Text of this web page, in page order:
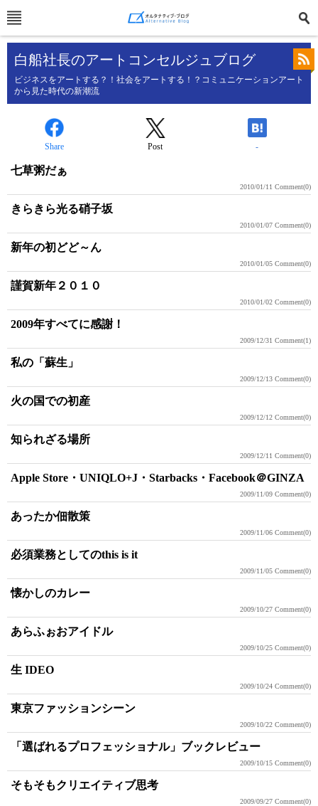
白船社長のアートコンセルジュブログ
ビジネスをアートする？！社会をアートする！？コミュニケーションアート
から見た時代の新潮流
Share Post -
七草粥だぁ
2010/01/11 Comment(0)
きらきら光る硝子坂
2010/01/07 Comment(0)
新年の初どど～ん
2010/01/05 Comment(0)
謹賀新年２０１０
2010/01/02 Comment(0)
2009年すべてに感謝！
2009/12/31 Comment(1)
私の「蘇生」
2009/12/13 Comment(0)
火の国での初産
2009/12/12 Comment(0)
知られざる場所
2009/12/11 Comment(0)
Apple Store・UNIQLO+J・Starbacks・Facebook＠GINZA
2009/11/09 Comment(0)
あったか佃散策
2009/11/06 Comment(0)
必須業務としてのthis is it
2009/11/05 Comment(0)
懐かしのカレー
2009/10/27 Comment(0)
あらふぉおアイドル
2009/10/25 Comment(0)
生 IDEO
2009/10/24 Comment(0)
東京ファッションシーン
2009/10/22 Comment(0)
「選ばれるプロフェッショナル」ブックレビュー
2009/10/15 Comment(0)
そもそもクリエイティブ思考
2009/09/27 Comment(0)